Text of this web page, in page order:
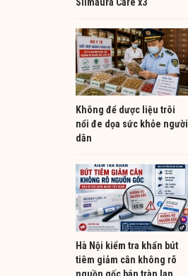
Không để dược liệu trôi
nổi đe dọa sức khỏe người
dân
Hà Nội kiểm tra khẩn bút
tiêm giảm cân không rõ